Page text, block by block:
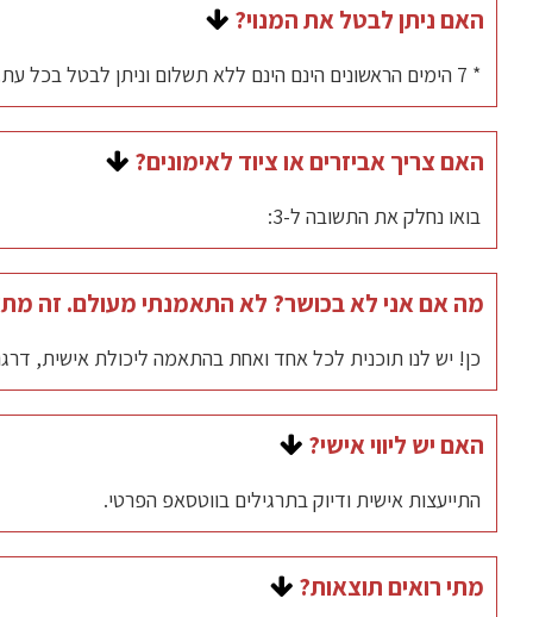
הצטרפו עכשיו.
להרשמה בקישור פה ←Fitness Online
!
איך מבטלים? בהודעת וואטסאפ בתחתית כל עמוד באתר 72 שעות לפני מועד הביטול.
האם ניתן לבטל את המנוי?
* 7 הימים הראשונים הינם הינם ללא תשלום וניתן לבטל בכל עת. לאחר 7 ימים יתבצע חיוב אוטומטי עפ"י המסלול שבחרתם.
מסלול חודשי מתחדש- מסלול ללא התחייבות וניתן לבטל
יש לשלוח הודעה לפחות 72 שעות לפני מועד החיוב.
מסלול 3 חודשים
- מנוי ל-3 חודשים במחיר מוזל, לא ניתן לבטל.
מסלול שנת האושר- מנוי שנתי במחיר מוזל, לא ניתן לבטל.
האם צריך אביזרים או ציוד לאימונים?
בואו נחלק את התשובה ל-3:
שיעורים עם אביזרים מהבית: שרפרף, קופסאות שימורים,
שיעורים עם ציוד - אחרי שתתמכרו ותחליטו לשכלל, שיעורים
מה אם אני לא בכושר? לא התאמנתי מעולם. זה
כן! יש לנו תוכנית לכל אחד ואחת בהתאמה ליכולת אישית,
האם יש ליווי אישי?
התייעצות אישית ודיוק בתרגילים בווטסאפ הפרטי.
בנוסף, תוכלו לרכוש חבילת אימונים אישיים ממוקדים שידחפו
מתי רואים תוצאות?